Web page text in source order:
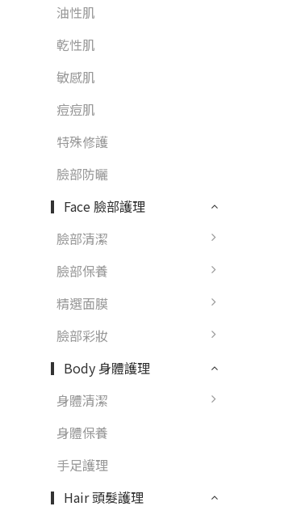
油性肌
乾性肌
敏感肌
痘痘肌
特殊修護
臉部防曬
▎Face 臉部護理
臉部清潔
臉部保養
精選面膜
臉部彩妝
▎Body 身體護理
身體清潔
身體保養
手足護理
▎Hair 頭髮護理